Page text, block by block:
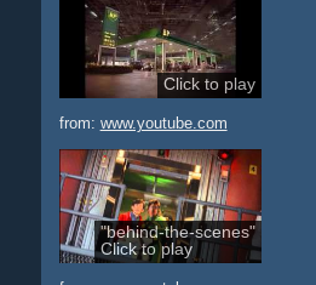
Click to play
from: www.youtube.com
"behind-the-scenes"
Click to play